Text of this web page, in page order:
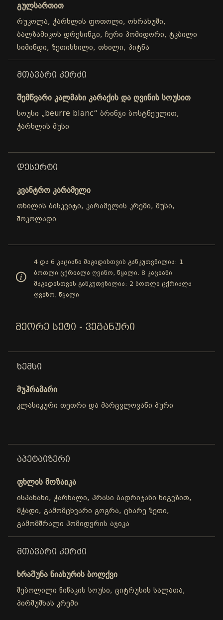
გულსართით
რუკოლა, ჭარხლის ფოთოლი, ოხრახუში,
ბალზამიკოს დრესინგი, ჩერი პომიდორი, ტკბილი
სიმინდი, ზეთისხილი, თხილი, პიტნა
ᲛᲗᲐᲕᲐᲠᲘ ᲙᲔᲠᲫᲘ
შემწვარი კალმახი კარაქის და ღვინის სოუსით
სოუსი „beurre blanc“ ბრინჯი ბოსტნეულით,
ჭარხლის მუსი
ᲓᲔᲡᲔᲠᲢᲘ
კვანტრო კარამელი
თხილის ბისკვიტი, კარამელის კრემი, მუსი,
შოკოლადი
4 და 6 კაციანი მაგიდისთვის განკუთვნილია: 1
ბოთლი ცქრიალა ღვინო, წყალი. 8 კაციანი
მაგიდისთვის განკუთვნილია: 2 ბოთლი ცქრიალა
ღვინო, წყალი
ᲛᲔᲝᲠᲔ ᲡᲔᲢᲘ - ᲕᲔᲒᲐᲜᲣᲠᲘ
ᲮᲔᲛᲡᲘ
მუჰრამარი
კლასიკური თეთრი და მარცვლოვანი პური
ᲐᲞᲔᲢᲐᲘᲖᲔᲠᲘ
ფხლის მოზაიკა
ისპანახი, ჭარხალი, პრასი ბადრიჯანი ნიგვზით,
მჭადი, გამომცხვარი გოგრა, ცხარე ზეთი,
გამომშრალი პომიდვრის აჯიკა
ᲛᲗᲐᲕᲐᲠᲘ ᲙᲔᲠᲫᲘ
ხრაშუნა ნიახურის ბოლქვი
შებოლილი წიწაკის სოუსი, ციტრუსის სალათა,
პირშუშხას კრემი